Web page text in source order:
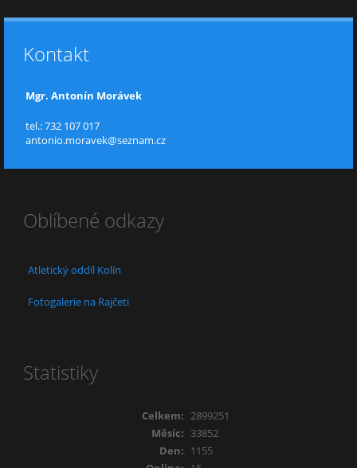
Kontakt
Mgr. Antonín Morávek
tel.: 732 107 017
antonio.moravek@seznam.cz
Oblíbené odkazy
Atletický oddíl Kolín
Fotogalerie na Rajčeti
Statistiky
Celkem: 2899251
Měsíc: 33852
Den: 1155